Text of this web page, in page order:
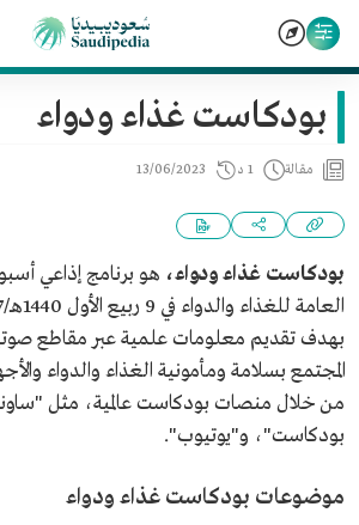
بودكاست غذاء ودواء
مقالة 1 د 13/06/2023
بودكاست غذاء ودواء، هو برنامج إذاعي
بهدف تقديم معلومات علمية عبر مقاطع
المجتمع بسلامة ومأمونية الغذاء والدواء
من خلال منصات بودكاست عالمية، مثل
بودكاست"، و"يوتيوب".
موضوعات بودكاست غذاء ودواء